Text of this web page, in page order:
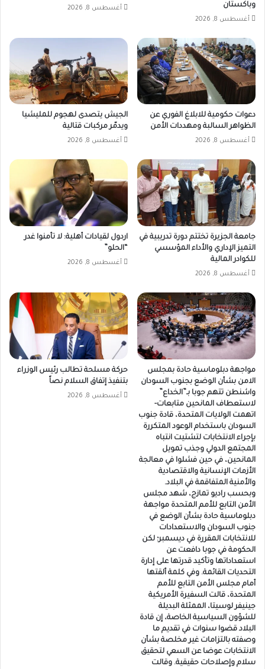
وباكستان
أغسطس 8, 2026
أغسطس 8, 2026
دعوات حكومية للابلاغ الفوري عن
الظواهر السالبة ومهددات الأمن
أغسطس 8, 2026
الجيش يتصدى لهجوم للمليشيا
ويدمّر مركبات قتالية
أغسطس 8, 2026
جامعة الجزيرة تختتم دورة تدريبية في
التميز الإداري والأداء المؤسسي
للكوادر المالية
أغسطس 8, 2026
اردول لقيادات أهلية: لا تأمنوا غدر
“الحلو”
أغسطس 8, 2026
مواجهة دبلوماسية حادة بمجلس
الامن بشأن الوضع بجنوب السودان
واشنطن تتهم جوبا بـ”الخداع”
لاستعطاف المانحين متابعات-
اتهمت الولايات المتحدة، قادة جنوب
السودان باستخدام الوعود المتكررة
بإجراء الانتخابات لتشتيت انتباه
المجتمع الدولي وجذب تمويل
المانحين، في حين فشلوا في معالجة
الأزمات الإنسانية والاقتصادية
والأمنية المتفاقمة في البلاد.
وبحسب راديو تمازج، شهد مجلس
الأمن التابع للأمم المتحدة مواجهة
دبلوماسية حادة بشأن الوضع في
جنوب السودان والاستعدادات
للانتخابات المقررة في ديسمبر؛ لكن
الحكومة في جوبا دافعت عن
استعداداتها وتأكيد قدرتها على إدارة
التحديات القائمة. وفي كلمة ألقتها
أمام مجلس الأمن التابع للأمم
المتحدة، قالت السفيرة الأمريكية
جينيفر لوسيتا، الممثلة البديلة
للشؤون السياسية الخاصة، إن قادة
البلاد قضوا سنوات في تقديم ما
وصفته بالتزامات غير مخلصة بشأن
الانتخابات عوضا عن السعي لتحقيق
سلام وإصلاحات حقيقية. وقالت
حركة مسلحة تطالب رئيس الوزراء
بتنفيذ إتفاق السلام نصاً
أغسطس 8, 2026